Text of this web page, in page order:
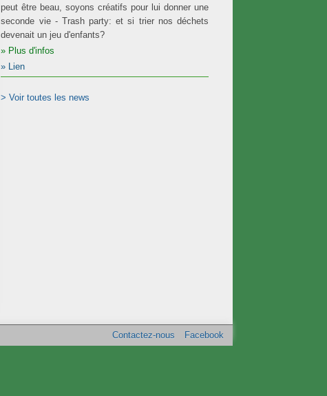
peut être beau, soyons créatifs pour lui donner une
seconde vie - Trash party: et si trier nos déchets
devenait un jeu d'enfants?
Plus d'infos
Lien
> Voir toutes les news
Contactez-nous Facebook